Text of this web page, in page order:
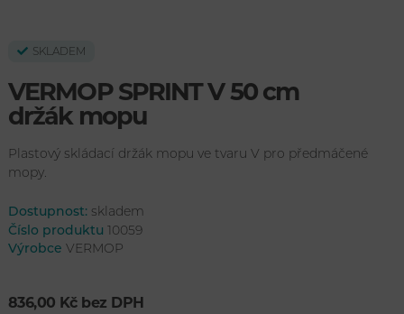
SKLADEM
VERMOP SPRINT V 50 cm
držák mopu
Plastový skládací držák mopu ve tvaru V pro předmáčené
mopy.
Dostupnost: skladem
Číslo produktu
10059
Výrobce VERMOP
836,00 Kč bez DPH